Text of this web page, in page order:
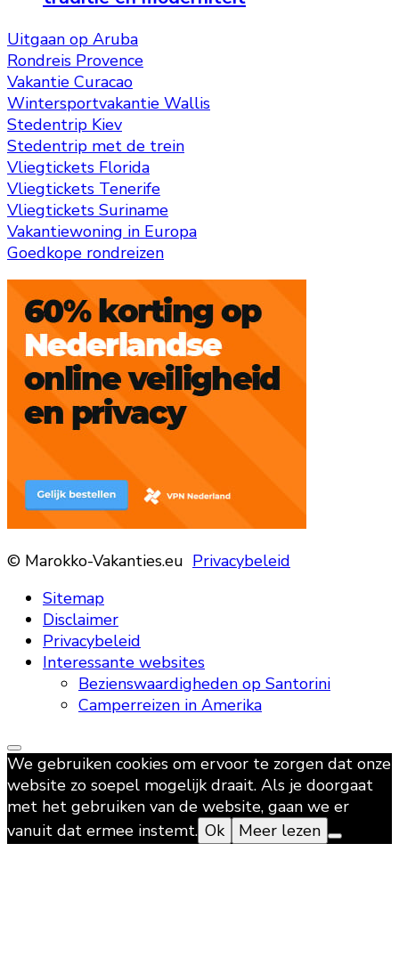
Uitgaan op Aruba
Rondreis Provence
Vakantie Curacao
Wintersportvakantie Wallis
Stedentrip Kiev
Stedentrip met de trein
Vliegtickets Florida
Vliegtickets Tenerife
Vliegtickets Suriname
Vakantiewoning in Europa
Goedkope rondreizen
© Marokko-Vakanties.eu Privacybeleid
Sitemap
Disclaimer
Privacybeleid
Interessante websites
Bezienswaardigheden op Santorini
Camperreizen in Amerika
We gebruiken cookies om ervoor te zorgen dat onze
website zo soepel mogelijk draait. Als je doorgaat
met het gebruiken van de website, gaan we er
vanuit dat ermee instemt. Ok Meer lezen